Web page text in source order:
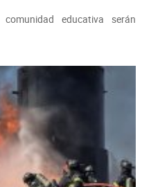
educativa serán